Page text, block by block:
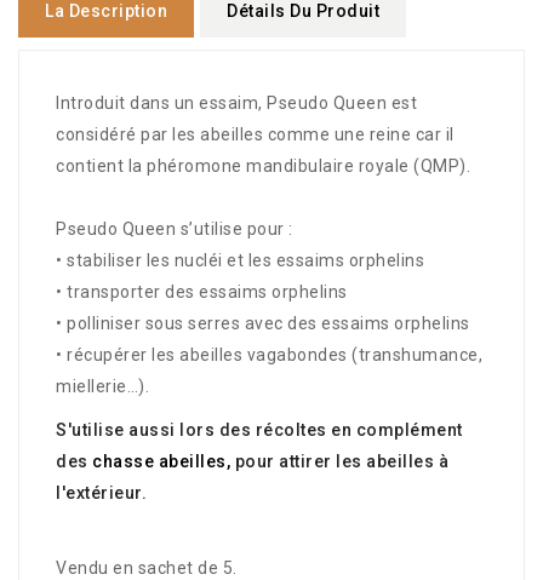
La Description Détails Du Produit
Introduit dans un essaim, Pseudo Queen est
considéré par les abeilles comme une reine car il
contient la phéromone mandibulaire royale (QMP).
Pseudo Queen s’utilise pour :
• stabiliser les nucléi et les essaims orphelins
• transporter des essaims orphelins
• polliniser sous serres avec des essaims orphelins
• récupérer les abeilles vagabondes (transhumance,
miellerie…).
S'utilise aussi lors des récoltes en complément
des chasse abeilles, pour attirer les abeilles à
l'extérieur.
Vendu en sachet de 5.